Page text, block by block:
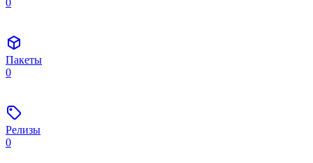
0
Пакеты
0
Релизы
0